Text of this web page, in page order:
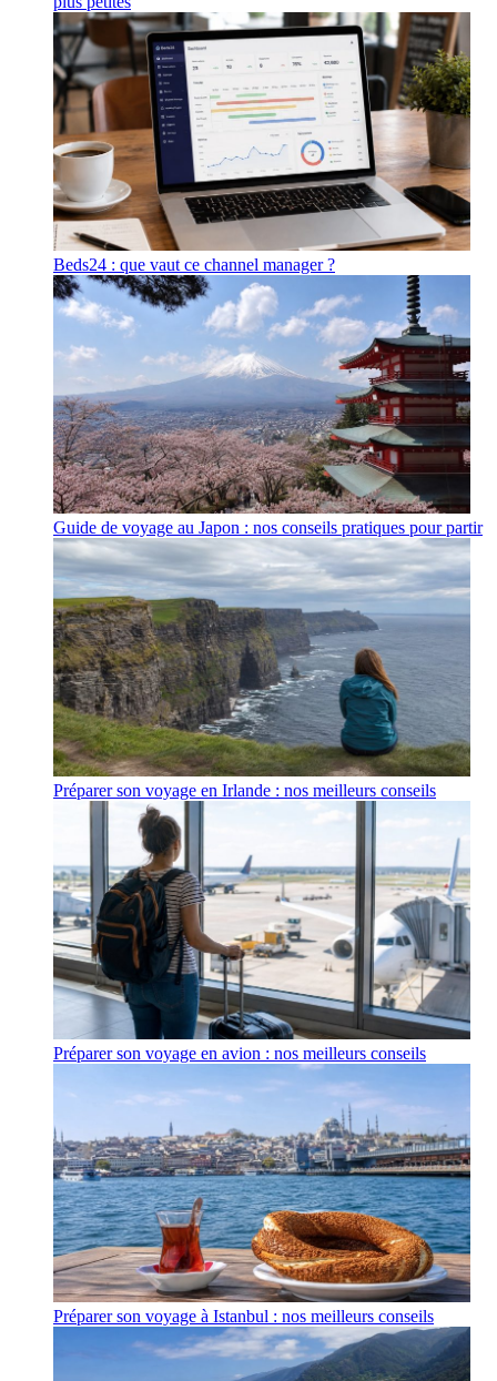
Beds24 : que vaut ce channel manager ?
Guide de voyage au Japon : nos conseils pratiques pour partir
Préparer son voyage en Irlande : nos meilleurs conseils
Préparer son voyage en avion : nos meilleurs conseils
Préparer son voyage à Istanbul : nos meilleurs conseils